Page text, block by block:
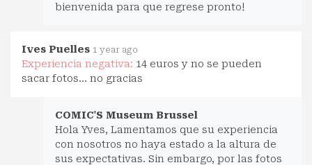
bienvenida para que regrese pronto!
Ives Puelles 1 year ago
Experiencia negativa: 14 euros y no se pueden
sacar fotos… no gracias
COMIC'S Museum Brussel
Hola Yves, Lamentamos que su experiencia
con nosotros no haya estado a la altura de
sus expectativas. Sin embargo, por las fotos